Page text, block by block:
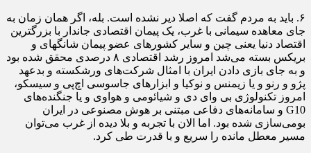
۶. باید به مردم گفت که اصلا دیر نشده است. بله، اگر همان زمان به
جای معاهده سیمانی با غرب، یک پیمان اقتصادی جاندار با بزرگترین
اقتصاد دنیا یعنی چین و سایر کشورهای عضو پیمان شانگهای و
بریکس بسته می‌شد امروز رشد اقتصادی ۸ درصدی محقق شده بود
و به جای بازی دادن ایران با امثال شرکت‌های ورشکسته و بدعهد
پژو و رنو و یا زیمنس و نوکیا و ابزارهای جاسوسی اچ‌پی و سیسکو،
امروز تکنولوژی بی وای دی و شیائومی و هواوی و یا جنگنده‌های
G10 و سامانه‌های دفاعی مبتنی بر هوش مصنوعی در ایران
بومی‌‎سازی شده بود. اما الان با تجربه و بلا دیده از غرب می‌توان
مسیر معطل مانده را سریع و با قدرت طی کرد.